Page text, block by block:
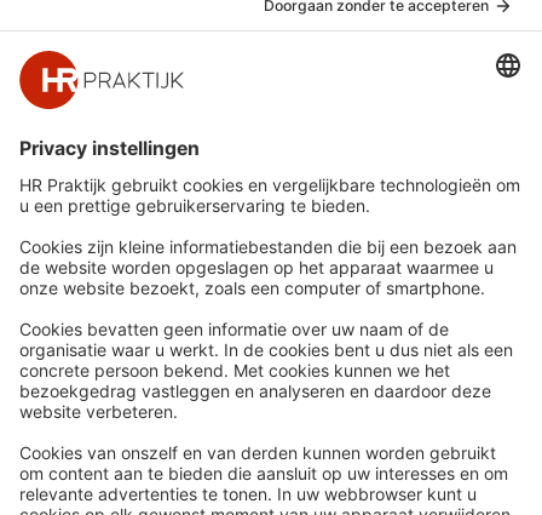
Snel naar
Nieuws
Whitepapers
Webinars
Word lid
Contact
Meer
HR Academy
HR Podcast
CHRO
HR Day
Volg Ons